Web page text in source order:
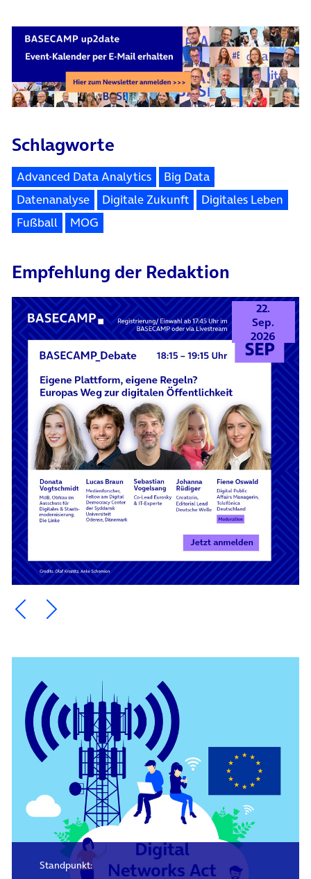
Schlagworte
Advanced Data Analytics
Big Data
Datenanalyse
Digitale Zukunft
Digitales Leben
Fußball
MOG
Empfehlung der Redaktion
22.
Sep.
2026
Ein Element zurück blättern
Ein Element weiter blättern
Standpunkt: